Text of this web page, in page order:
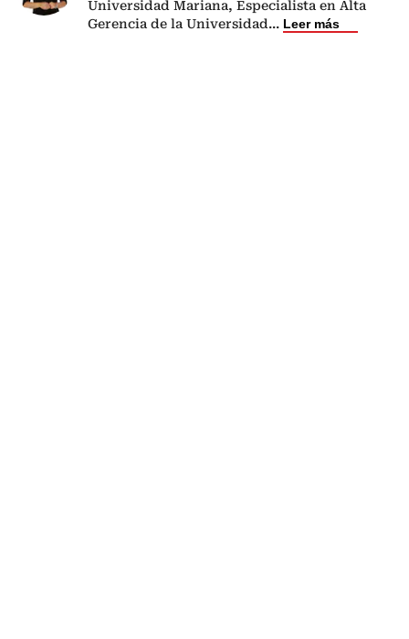
Universidad Mariana, Especialista en Alta
Gerencia de la Universidad... Leer más